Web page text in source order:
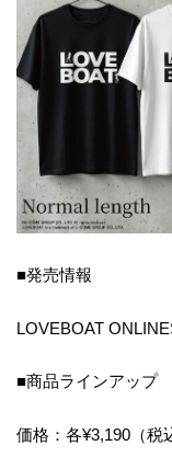
■発売情報
LOVEBOAT
■商品ラインアップ
価格：各¥3,190（税